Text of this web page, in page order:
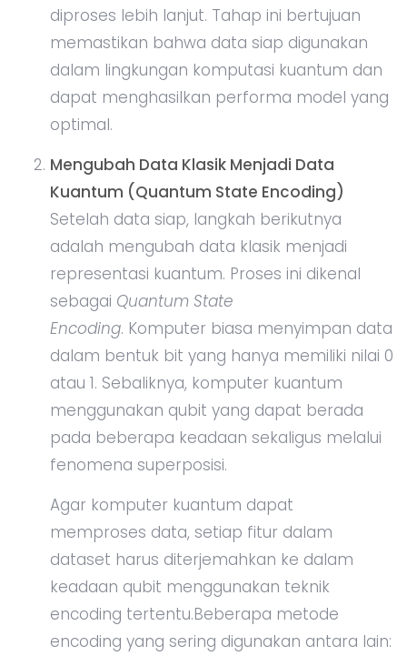
diproses lebih lanjut. Tahap ini bertujuan
memastikan bahwa data siap digunakan
dalam lingkungan komputasi kuantum dan
dapat menghasilkan performa model yang
optimal.
Mengubah Data Klasik Menjadi Data
Kuantum (Quantum State Encoding)
Setelah data siap, langkah berikutnya
adalah mengubah data klasik menjadi
representasi kuantum. Proses ini dikenal
sebagai Quantum State
Encoding. Komputer biasa menyimpan data
dalam bentuk bit yang hanya memiliki nilai 0
atau 1. Sebaliknya, komputer kuantum
menggunakan qubit yang dapat berada
pada beberapa keadaan sekaligus melalui
fenomena superposisi.
Agar komputer kuantum dapat
memproses data, setiap fitur dalam
dataset harus diterjemahkan ke dalam
keadaan qubit menggunakan teknik
encoding tertentu.Beberapa metode
encoding yang sering digunakan antara lain: